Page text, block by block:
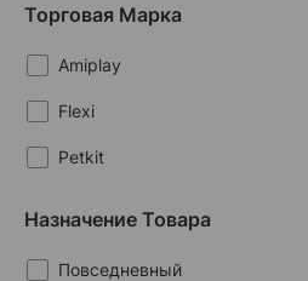
Торговая Марка
Amiplay
Flexi
Petkit
Назначение Товара
Повседневный